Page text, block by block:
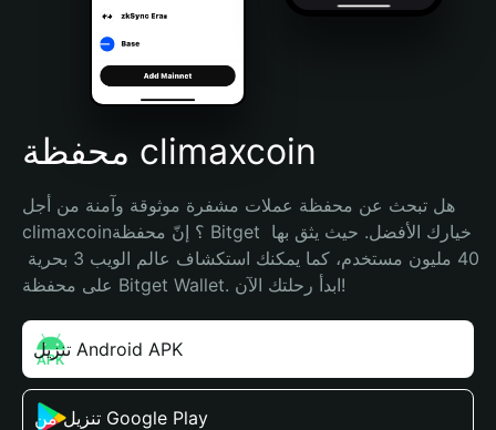
Português (Brasil)
Español (Argentina)
محفظة climaxcoin
هل تبحث عن محفظة عملات مشفرة موثوقة وآمنة من أجل
climaxcoin؟ إنّ محفظة Bitget خيارك الأفضل. حيث يثق بها
على محفظة Bitget Wallet. ابدأ رحلتك الآن!
تنزيل Android APK
تنزيل من Google Play